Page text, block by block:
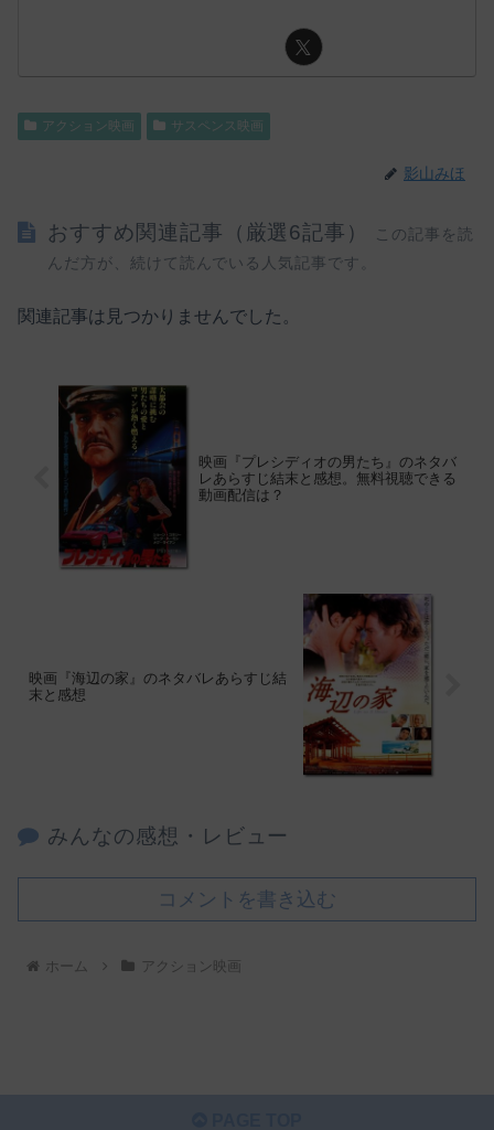
アクション映画 サスペンス映画
影山みほ
おすすめ関連記事（厳選6記事）
この記事を読
んだ方が、続けて読んでいる人気記事です。
関連記事は見つかりませんでした。
映画『プレシディオの男たち』のネタバ
レあらすじ結末と感想。無料視聴できる
動画配信は？
映画『海辺の家』のネタバレあらすじ結
末と感想
みんなの感想・レビュー
コメントを書き込む
ホーム アクション映画